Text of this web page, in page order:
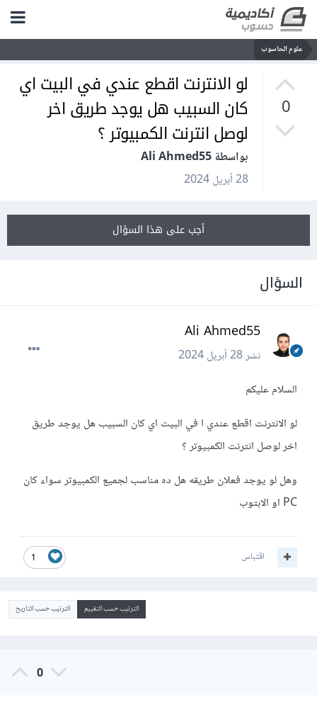
علوم الحاسوب
0
لو الانترنت اقطع عندي في البيت اي
كان السبيب هل يوجد طريق اخر
لوصل انترنت الكمبيوتر ؟
بواسطة Ali Ahmed55
28 أبريل 2024
أجب على هذا السؤال
السؤال
Ali Ahmed55
نشر28 أبريل 2024
السلام عليكم
لو الانترنت اقطع عندي ا في البيت اي كان السبيب هل يوجد طريق
اخر لوصل انترنت الكمبيوتر ؟
وهل لو يوجد فعلان طريقه هل ده مناسب لجميع الكمبيوتر سواء كان
PC او الابتوب
1 اقتباس
الترتيب حسب التقييم الترتيب حسب التاريخ
0